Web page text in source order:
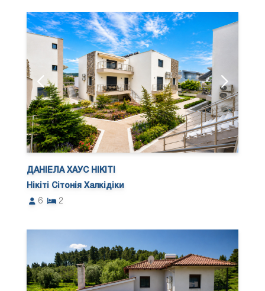
ДАНІЕЛА ХАУС НІКІТІ
Нікіті Сітонія Халкідіки
6
2